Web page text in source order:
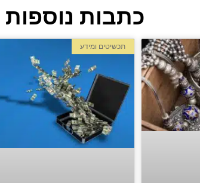
כתבות נוספות
תכשיטים ומידע